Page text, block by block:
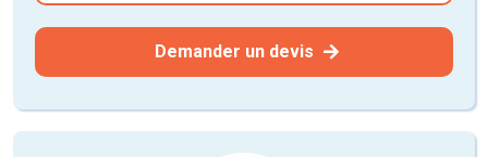
Demander un devis